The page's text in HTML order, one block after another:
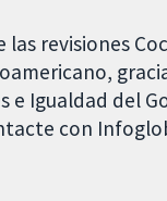
revisiones
e Igualdad del
con